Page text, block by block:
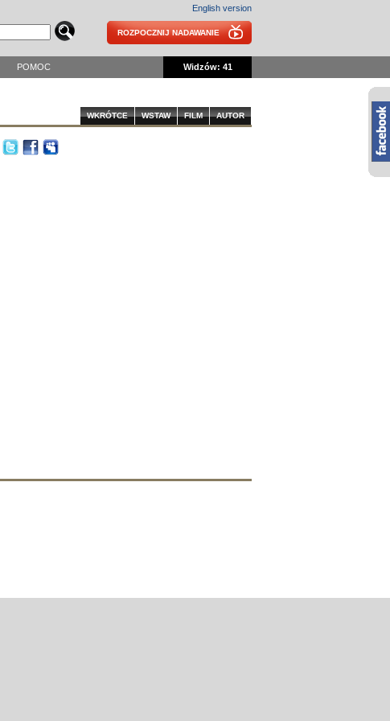
English version
ROZPOCZNIJ NADAWANIE
POMOC Widzów: 41
AUTOR
FILM
WSTAW
WKRÓTCE